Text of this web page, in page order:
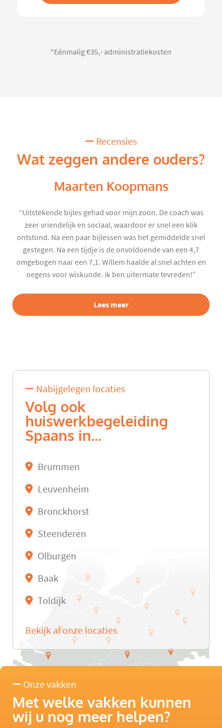
*Eénmalig €35,- administratiekosten
Recensies
Wat zeggen andere ouders?
Maarten Koopmans
“Uitstekende bijles gehad voor mijn zoon. De coach was
zeer vriendelijk en sociaal, waardoor er snel een klik
ontstond. Na een paar bijlessen was het gemiddelde snel
gestegen. Na een tijdje is de onvoldoende van een 4,7
omgebogen naar een 7,1. Willem haalde al snel achten en
negens voor wiskunde. Ik ben uitermate tevreden!”
Lees meer
Nabijgelegen locaties
Volg ook
huiswerkbegeleiding
Spaans in...
Brummen
Leuvenheim
Bronckhorst
Steenderen
Olburgen
Baak
Toldijk
Bekijk al onze locaties
Onze vakken
Met welke vakken kunnen
wij u nog meer helpen?